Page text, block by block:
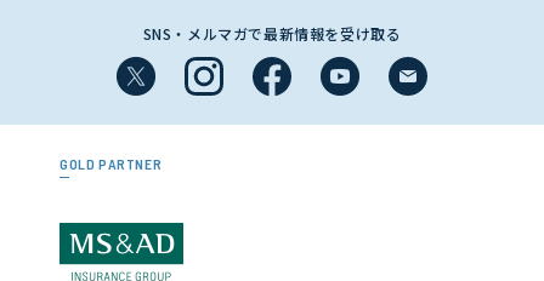
SNS・メルマガで最新情報を受け取る
GOLD PARTNER